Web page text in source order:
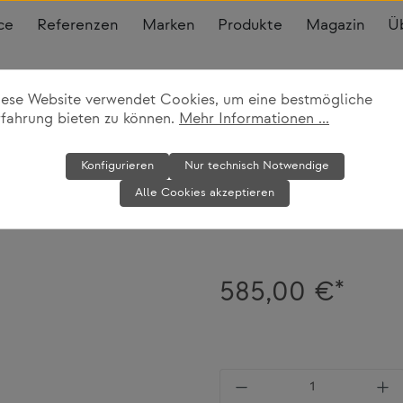
Referenzen Marken Produkte Magazin
Standard SP
585,00 €*
Produkt Anzahl:
Website verwendet Cookies, um eine bestmögliche
bieten zu können. Mehr Informationen ...
Nur technisch Notwendige
Konfigurieren
Alle Cookies akzeptieren